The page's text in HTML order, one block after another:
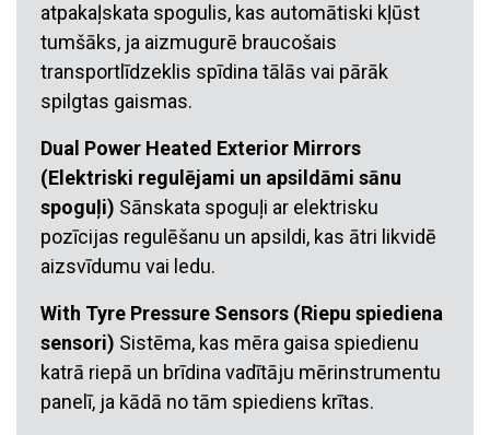
atpakaļskata spogulis, kas automātiski kļūst
tumšāks, ja aizmugurē braucošais
transportlīdzeklis spīdina tālās vai pārāk
spilgtas gaismas.
Dual Power Heated Exterior Mirrors
(Elektriski regulējami un apsildāmi sānu
spoguļi) Sānskata spoguļi ar elektrisku
pozīcijas regulēšanu un apsildi, kas ātri likvidē
aizsvīdumu vai ledu.
With Tyre Pressure Sensors (Riepu spiediena
sensori) Sistēma, kas mēra gaisa spiedienu
katrā riepā un brīdina vadītāju mērinstrumentu
panelī, ja kādā no tām spiediens krītas.